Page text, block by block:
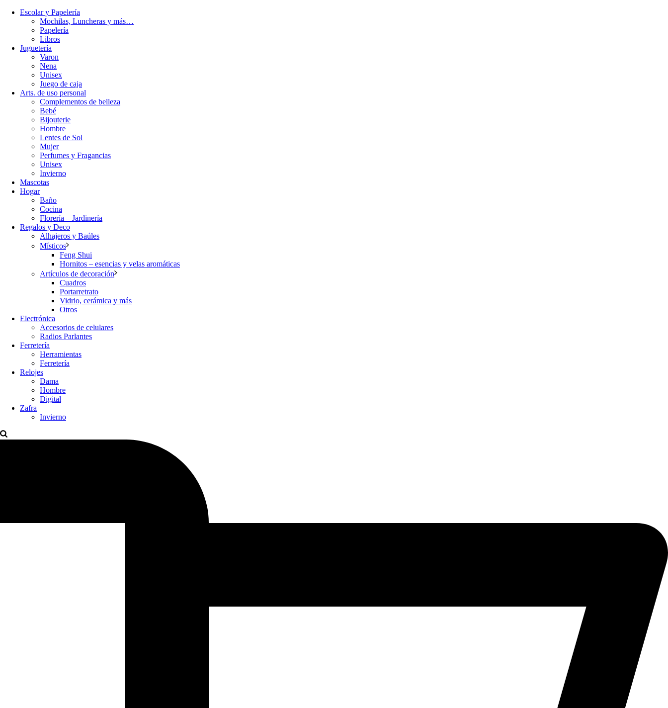
Escolar y Papelería
Mochilas, Luncheras y más…
Papelería
Libros
Juguetería
Varon
Nena
Unisex
Juego de caja
Arts. de uso personal
Complementos de belleza
Bebé
Bijouterie
Hombre
Lentes de Sol
Mujer
Perfumes y Fragancias
Unisex
Invierno
Mascotas
Hogar
Baño
Cocina
Florería – Jardinería
Regalos y Deco
Alhajeros y Baúles
Místicos
Feng Shui
Hornitos – esencias y velas aromáticas
Artículos de decoración
Cuadros
Portarretrato
Vidrio, cerámica y más
Otros
Electrónica
Accesorios de celulares
Radios Parlantes
Ferretería
Herramientas
Ferretería
Relojes
Dama
Hombre
Digital
Zafra
Invierno